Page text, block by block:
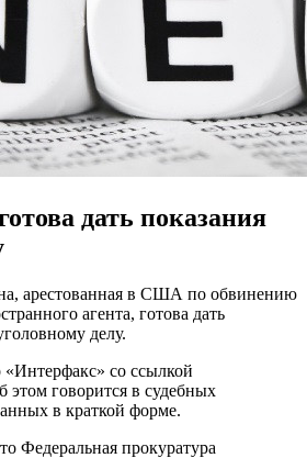
дать показания
арестованная в США по обвинению
агента, готова дать
делу.
«Интерфакс» со ссылкой
говорится в судебных
в краткой форме.
Федеральная прокуратура